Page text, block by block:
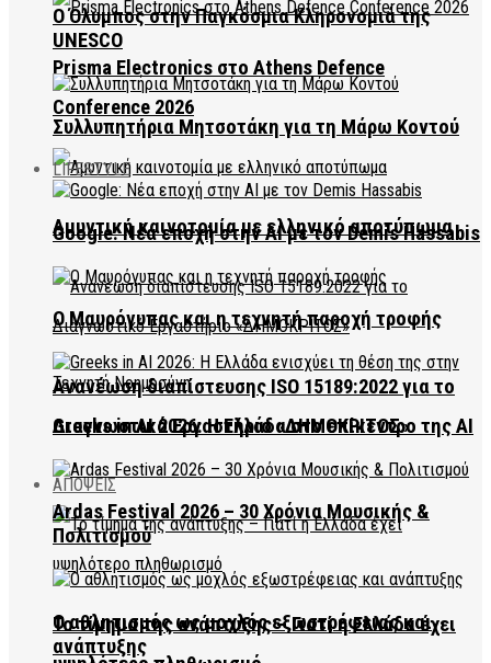
Prisma Electronics στο Athens Defence
Conference 2026
Αμυντική καινοτομία με ελληνικό αποτύπωμα
Ανανέωση διαπίστευσης ISO 15189:2022 για το
Διαγνωστικό Εργαστήριο «ΔΗΜΟΚΡΙΤΟΣ»
ΑΠΟΨΕΙΣ
Το τίμημα της ανάπτυξης – Γιατί η Ελλάδα έχει
Ο Όλυμπος στην Παγκόσμια Κληρονομιά της
UNESCO
Συλλυπητήρια Μητσοτάκη για τη Μάρω Κοντού
LIFESTYLE
Google: Νέα εποχή στην AI με τον Demis Hassabis
Ο Μαυρόγυπας και η τεχνητή παροχή τροφής
Greeks in AI 2026: Η Ελλάδα στο επίκεντρο της AI
Ardas Festival 2026 – 30 Χρόνια Μουσικής &
Πολιτισμού
Ο αθλητισμός ως μοχλός εξωστρέφειας και
ανάπτυξης